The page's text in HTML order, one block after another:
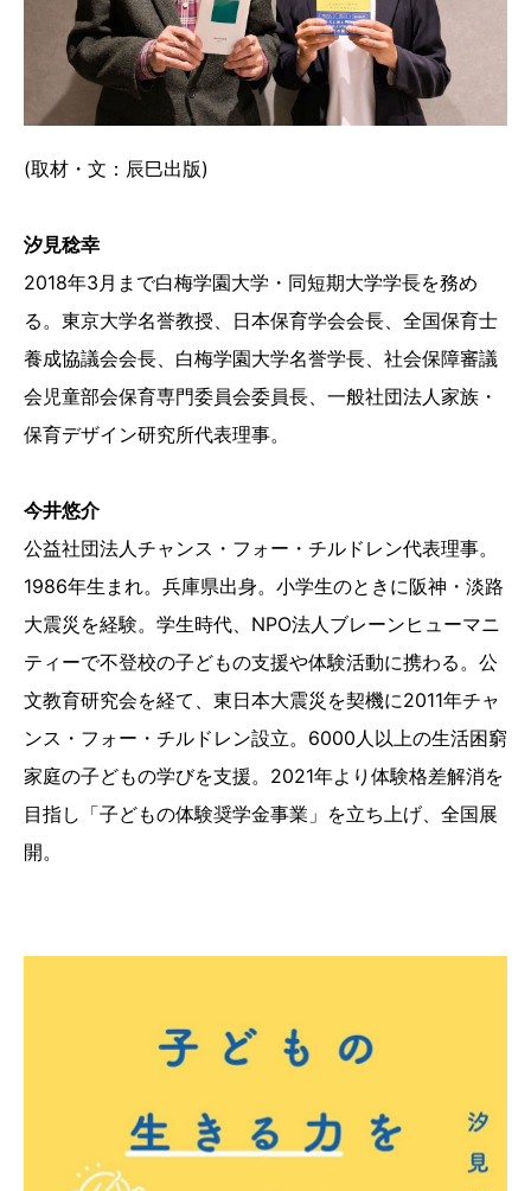
(取材・文：辰巳出版)
汐見稔幸
2018年3月まで白梅学園大学・同短期大学学長を務め
る。東京大学名誉教授、日本保育学会会長、全国保育士
養成協議会会長、白梅学園大学名誉学長、社会保障審議
会児童部会保育専門委員会委員長、一般社団法人家族・
保育デザイン研究所代表理事。
今井悠介
公益社団法人チャンス・フォー・チルドレン代表理事。
1986年生まれ。兵庫県出身。小学生のときに阪神・淡路
大震災を経験。学生時代、NPO法人ブレーンヒューマニ
ティーで不登校の子どもの支援や体験活動に携わる。公
文教育研究会を経て、東日本大震災を契機に2011年チャ
ンス・フォー・チルドレン設立。6000人以上の生活困窮
家庭の子どもの学びを支援。2021年より体験格差解消を
目指し「子どもの体験奨学金事業」を立ち上げ、全国展
開。